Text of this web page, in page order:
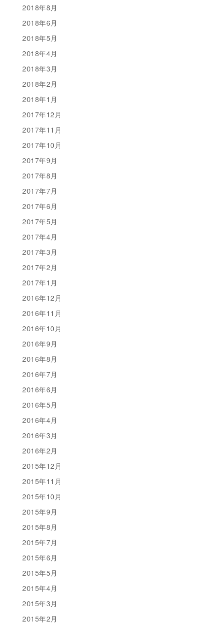
2018年8月
2018年6月
2018年5月
2018年4月
2018年3月
2018年2月
2018年1月
2017年12月
2017年11月
2017年10月
2017年9月
2017年8月
2017年7月
2017年6月
2017年5月
2017年4月
2017年3月
2017年2月
2017年1月
2016年12月
2016年11月
2016年10月
2016年9月
2016年8月
2016年7月
2016年6月
2016年5月
2016年4月
2016年3月
2016年2月
2015年12月
2015年11月
2015年10月
2015年9月
2015年8月
2015年7月
2015年6月
2015年5月
2015年4月
2015年3月
2015年2月